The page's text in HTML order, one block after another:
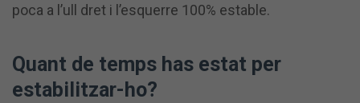
poca a l’ull dret i l’esquerre 100% estable.
Quant de temps has estat per
estabilitzar-ho?